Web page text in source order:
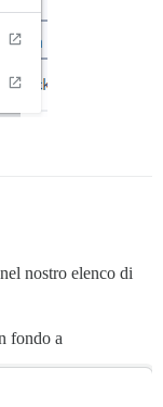
nostro elenco di
fondo a